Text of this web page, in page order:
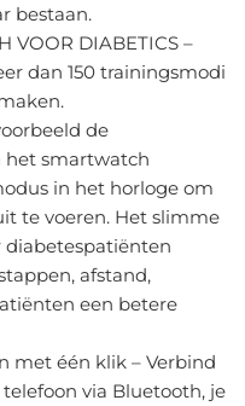
bestaan.
VOOR DIABETICS –
dan 150 trainingsmodi
de
het smartwatch
in het horloge om
te voeren. Het slimme
diabetespatiënten
afstand,
een betere
met één klik – Verbind
via Bluetooth, je